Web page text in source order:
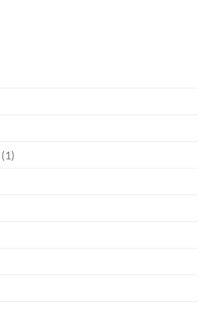
(1)